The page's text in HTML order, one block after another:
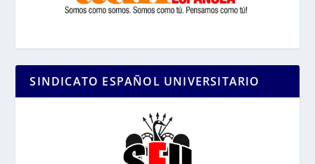
SINDICATO ESPAÑOL UNIVERSITARIO